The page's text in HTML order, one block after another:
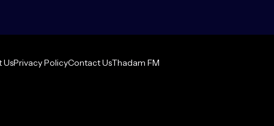
UsPrivacy PolicyContact UsThadam FM